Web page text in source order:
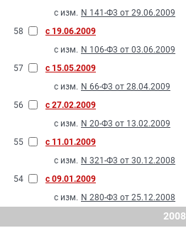
с изм. N 141-Ф3 от 29.06.2009
58
с 19.06.2009
с изм. N 106-Ф3 от 03.06.2009
57
с 15.05.2009
с изм. N 66-Ф3 от 28.04.2009
56
с 27.02.2009
с изм. N 20-Ф3 от 13.02.2009
55
с 11.01.2009
с изм. N 321-Ф3 от 30.12.2008
54
с 09.01.2009
с изм. N 280-Ф3 от 25.12.2008
2008